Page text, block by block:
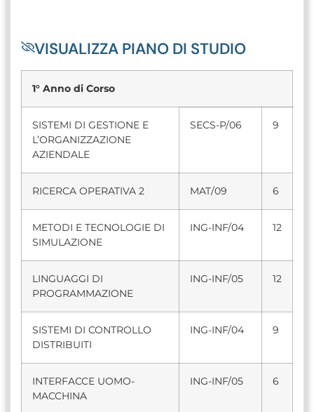
VISUALIZZA PIANO DI STUDIO
1° Anno di Corso
SISTEMI DI GESTIONE E
L’ORGANIZZAZIONE
AZIENDALE
SECS-P/06 9
RICERCA OPERATIVA 2 MAT/09 6
METODI E TECNOLOGIE DI
SIMULAZIONE
ING-INF/04 12
LINGUAGGI DI
PROGRAMMAZIONE
ING-INF/05 12
SISTEMI DI CONTROLLO
DISTRIBUITI
ING-INF/04 9
INTERFACCE UOMO-
MACCHINA
ING-INF/05 6